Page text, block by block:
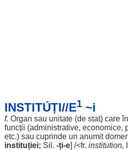
INSTITÚȚI//E1~i
f. Organ sau unitate(de stat) care
funcții (administrative, economice,
etc.) sau cuprindeun anumit
instituției; Sil . -ți-e] /<fr. institution,